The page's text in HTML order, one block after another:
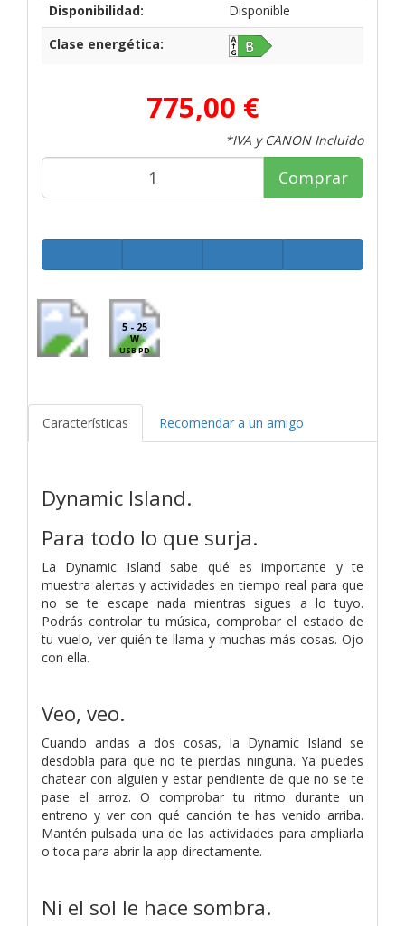
Disponibilidad:
Disponible
Clase energética:
775,00 €
*IVA y CANON Incluido
Comprar
5 - 25
W
USB PD
Características Recomendar a un amigo
Dynamic Island.
Para todo lo que surja.
La Dynamic Island sabe qué es importante y te
muestra alertas y actividades en tiempo real para que
no se te escape nada mientras sigues a lo tuyo.
Podrás controlar tu música, comprobar el estado de
tu vuelo, ver quién te llama y muchas más cosas. Ojo
con ella.
Veo, veo.
Cuando andas a dos cosas, la Dynamic Island se
desdobla para que no te pierdas ninguna. Ya puedes
chatear con alguien y estar pendiente de que no se te
pase el arroz. O comprobar tu ritmo durante un
entreno y ver con qué canción te has venido arriba.
Mantén pulsada una de las actividades para ampliarla
o toca para abrir la app directamente.
Ni el sol le hace sombra.